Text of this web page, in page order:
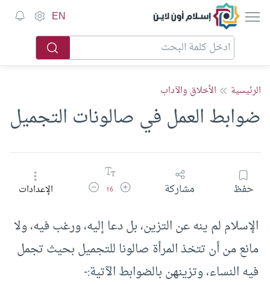
إسلام أون لاين EN
الرئيسية الأخلاق والآداب
ضوابط العمل في صالونات التجميل
حفظ مشاركة زيادة حجم الخط
16 تقليل حجم الخطالإعدادات
الإسلام لم ينه عن التزين، بل دعا إليه، ورغب فيه، ولا
مانع من أن تتخذ المرأة صالونا للتجميل بحيث تجمل
فيه النساء، وتزينهن بالضوابط الآتية:-